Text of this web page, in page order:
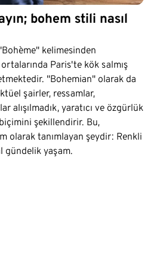
bohem stili nasıl
kelimesinden
Paris'te kök salmış
"Bohemian" olarak da
şairler, ressamlar,
alışılmadık, yaratıcı ve özgürlük
şekillendirir. Bu,
olarak tanımlayan şeydir: Renkli
gündelik yaşam.